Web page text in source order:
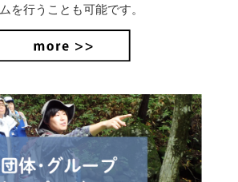
を行うことも可能です。